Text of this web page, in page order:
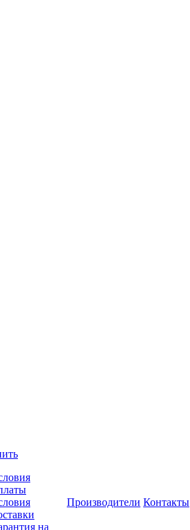
на
Производители Контакты